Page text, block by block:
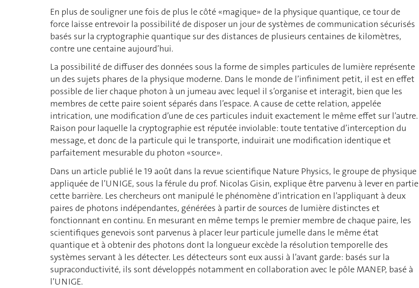
En plus de souligner une fois de plus le côté «magique» de la physique quantique, ce tour de
force laisse entrevoir la possibilité de disposer un jour de systèmes de communication sécurisés
basés sur la cryptographie quantique sur des distances de plusieurs centaines de kilomètres,
contre une centaine aujourd’hui.
La possibilité de diffuser des données sous la forme de simples particules de lumière représente
un des sujets phares de la physique moderne. Dans le monde de l’infiniment petit, il est en effet
possible de lier chaque photon à un jumeau avec lequel il s’organise et interagit, bien que les
membres de cette paire soient séparés dans l’espace. A cause de cette relation, appelée
intrication, une modification d’une de ces particules induit exactement le même effet sur l’autre.
Raison pour laquelle la cryptographie est réputée inviolable: toute tentative d’interception du
message, et donc de la particule qui le transporte, induirait une modification identique et
parfaitement mesurable du photon «source».
Dans un article publié le 19 août dans la revue scientifique Nature Physics, le groupe de physique
appliquée de l’UNIGE, sous la férule du prof. Nicolas Gisin, explique être parvenu à lever en partie
cette barrière. Les chercheurs ont manipulé le phénomène d’intrication en l’appliquant à deux
paires de photons indépendantes, générées à partir de sources de lumière distinctes et
fonctionnant en continu. En mesurant en même temps le premier membre de chaque paire, les
scientifiques genevois sont parvenus à placer leur particule jumelle dans le même état
quantique et à obtenir des photons dont la longueur excède la résolution temporelle des
systèmes servant à les détecter. Les détecteurs sont eux aussi à l’avant garde: basés sur la
supraconductivité, ils sont développés notamment en collaboration avec le pôle MANEP, basé à
l’UNIGE.